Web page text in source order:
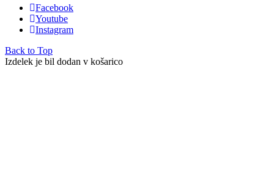
Facebook
Youtube
Instagram
Back to Top
Izdelek je bil dodan v košarico